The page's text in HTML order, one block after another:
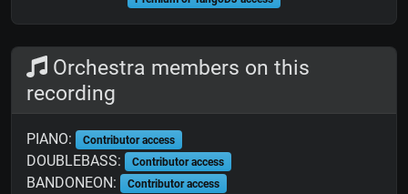
Orchestra members on this
recording
PIANO: Contributor access
DOUBLEBASS: Contributor access
BANDONEON: Contributor access